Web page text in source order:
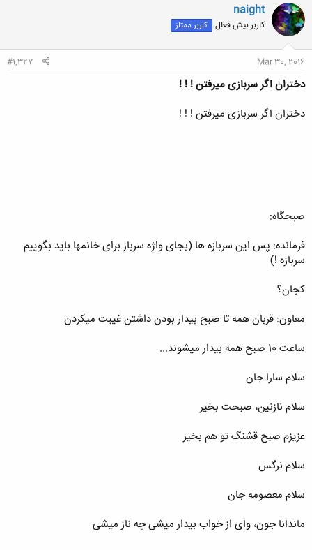
naight
کاربر بیش فعال کاربر ممتاز
Mar 30, 2016
#1,327
دختران اگر سربازی میرفتن ! ! !
دختران اگر سربازی میرفتن ! ! !
صبحگاه:
فرمانده: پس این سربازه ها (بجای واژه سرباز برای خانمها باید بگوییم
سربازه !)
کجان؟
معاون: قربان همه تا صبح بیدار بودن داشتن غیبت میکردن
ساعت 10 صبح همه بیدار میشوند...
سلام سارا جان
سلام نازنین، صبحت بخیر
عزیزم صبح قشنگ تو هم بخیر
سلام نرگس
سلام معصومه جان
ماندانا جون، وای از خواب بیدار میشی چه ناز میشی